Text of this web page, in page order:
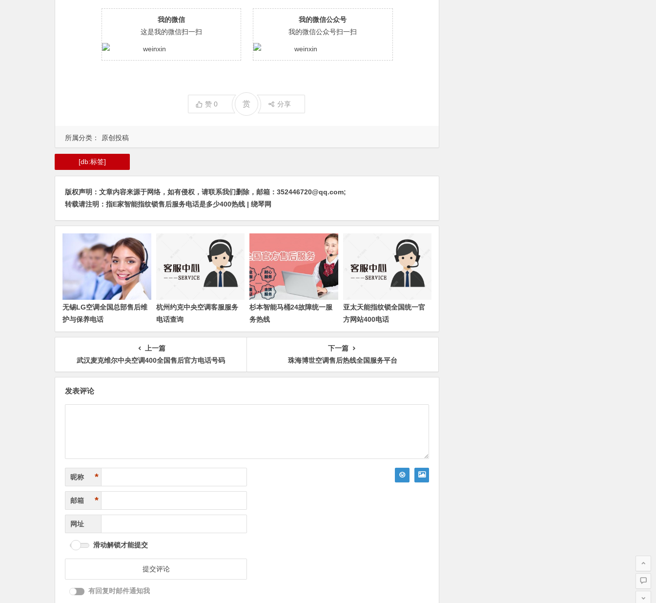
所属分类： 原创投稿
我的微信
这是我的微信扫一扫
我的微信公众号
我的微信公众号扫一扫
赞 0 赏 分享
[db:标签]
版权声明：文章内容来源于网络，如有侵权，请联系我们删除，邮箱：352446720@qq.com;
转载请注明： 指E家智能指纹锁售后服务电话是多少400热线 | 绕琴网
无锡LG空调全国总部售后维
护与保养电话
杭州约克中央空调客服服务
电话查询
杉本智能马桶24故障统一服
务热线
亚太天能指纹锁全国统一官
方网站400电话
上一篇
武汉麦克维尔中央空调400全国售后官方电话号码
下一篇
珠海博世空调售后热线全国服务平台
发表评论
昵称 *
邮箱 *
网址
滑动解锁才能提交
有回复时邮件通知我